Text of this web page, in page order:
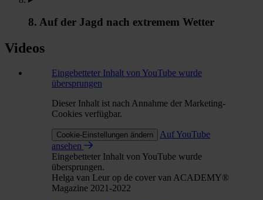
8. Auf der Jagd nach extremem Wetter
Videos
Eingebetteter Inhalt von YouTube wurde
übersprungen
Dieser Inhalt ist nach Annahme der Marketing-
Cookies verfügbar.
Cookie-Einstellungen ändern
Auf YouTube
ansehen
Eingebetteter Inhalt von YouTube wurde
übersprungen.
Helga van Leur op de cover van ACADEMY®
Magazine 2021-2022